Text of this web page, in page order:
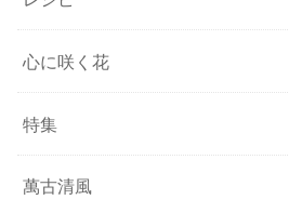
心に咲く花
特集
萬古清風